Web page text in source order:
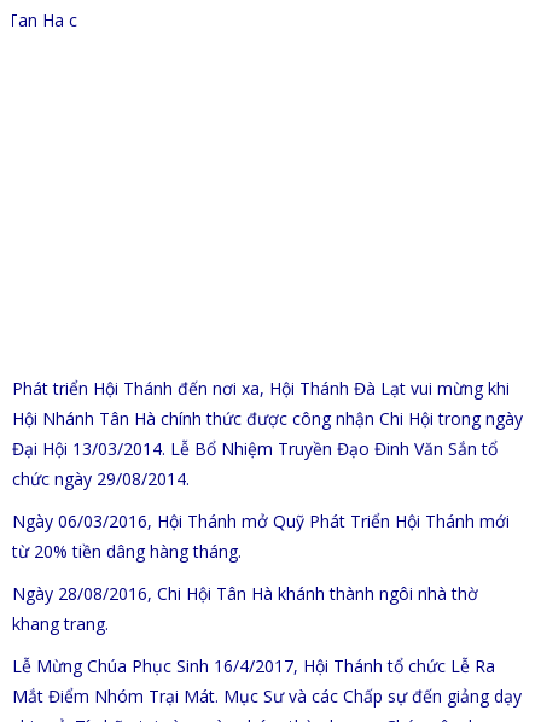
Phát triển Hội Thánh đến nơi xa, Hội Thánh Đà Lạt vui mừng khi
Hội Nhánh Tân Hà chính thức được công nhận Chi Hội trong ngày
Đại Hội 13/03/2014. Lễ Bổ Nhiệm Truyền Đạo Đinh Văn Sắn tổ
chức ngày 29/08/2014.
Ngày 06/03/2016, Hội Thánh mở Quỹ Phát Triển Hội Thánh mới
từ 20% tiền dâng hàng tháng.
Ngày 28/08/2016, Chi Hội Tân Hà khánh thành ngôi nhà thờ
khang trang.
Lễ Mừng Chúa Phục Sinh 16/4/2017, Hội Thánh tổ chức Lễ Ra
Mắt Điểm Nhóm Trại Mát. Mục Sư và các Chấp sự đến giảng dạy